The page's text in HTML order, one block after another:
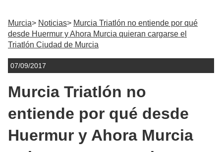
Murcia Noticias
Murcia Triatlón no entiende por qué
desde Huermur y Ahora Murcia quieran cargarse el
Triatlón Ciudad de Murcia
07/09/2017
Murcia Triatlón no
entiende por qué desde
Huermur y Ahora Murcia